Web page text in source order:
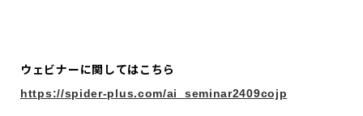
ウェビナーに関してはこちら
https://spider-plus.com/ai_seminar2409cojp